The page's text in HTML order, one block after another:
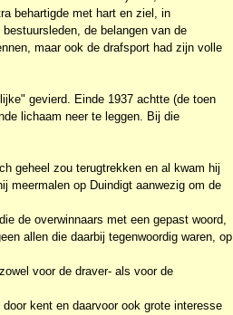
behartigde met hart en ziel, in
de belangen van de
maar ook de drafsport had zijn volle
gevierd. Einde 1937 achtte (de toen
lichaam neer te leggen. Bij die
geheel zou terugtrekken en al kwam hij
meermalen op Duindigt aanwezig om de
de overwinnaars met een gepast woord,
allen die daarbij tegenwoordig waren, op
voor de draver- als voor de
kent en daarvoor ook grote interesse